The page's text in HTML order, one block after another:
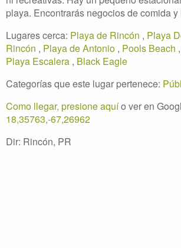
playa. Encontrarás negocios de comida
Lugares cerca: Playa de Rincón , Playa
Rincón , Playa de Antonio , Pools Beach ,
Playa Escalera , Black Eagle
Categorías que este lugar pertenece:
Como llegar, presione aquío ver en
18,35763,-67,26962
Dir: Rincón, PR